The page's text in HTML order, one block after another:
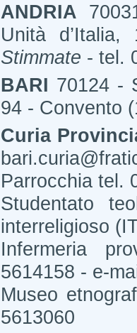
ANDRIA
Unità
Stimmate - tel.
BARI 70124 -
94 - Convento
Curia
Parrocchia tel.
Studentato
interreligioso
Infermeria
5614158 - e-
Museo
5613060